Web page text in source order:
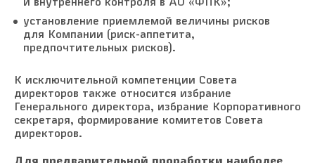
и внутреннего контроля в АО «ФПК»;
установление приемлемой величины рисков
для Компании (риск-аппетита,
предпочтительных рисков).
К исключительной компетенции Совета
директоров также относится избрание
Генерального директора, избрание Корпоративного
секретаря, формирование комитетов Совета
директоров.